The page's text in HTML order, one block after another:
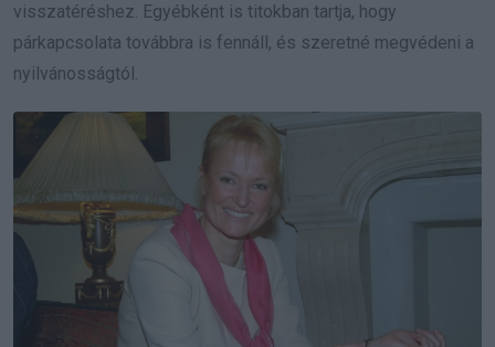
visszatéréshez. Egyébként is titokban tartja, hogy
párkapcsolata továbbra is fennáll, és szeretné megvédeni a
nyilvánosságtól.